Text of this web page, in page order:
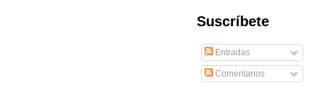
Suscríbete
Entradas
Comentarios